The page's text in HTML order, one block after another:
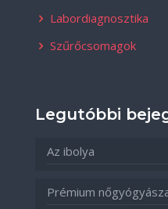
Labordiagnosztika
Szűrőcsomagok
Legutóbbi
Az ibolya
Prémium